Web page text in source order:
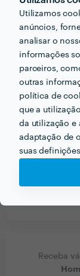
Utilizamos
anúncios,
analisar o
informações
parceiros,
outras
política de
que a
da utilização e
adaptação de
suas
5
4
3
2
1
Diana
16 Mar
A Homework
sempre
Receba